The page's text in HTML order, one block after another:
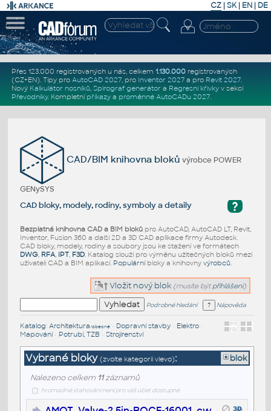
CZ | SK| EN | DE
Přes 123.000 registrovaných u nás, celkem 1.130.000registrovaných
(CZ+EN). Tipy pro AutoCAD 2027, pro Inventor 2027a pro Revit 2027.
Nový Kalkulátor nosníků, Spirograf generátor a Regresní křivkyv sekci
Převodníky. Kompletní příkazya proměnné AutoCADu 2027.
CAD/BIM knihovna blokůvýrobce POWER
GENySYS
?
CAD bloky, modely, rodiny, symboly a detaily
Bezplatná knihovna CAD a BIM blokůpro AutoCAD, AutoCAD LT, Revit,
Inventor, Fusion 360 a další 2D a 3D CAD aplikace firmy Autodesk.
CAD bloky, modely, rodiny a soubory jsou ke stažení ve formátech
DWG, RFA, IPT, F3D. Katalog slouží pro výměnu užitečných bloků mezi
uživateli CAD a BIM aplikací. Populárníbloky a knihovny výrobců.
Vložit nový blok (musíte být přihlášeni)
Podrobné hledání Nápověda
Katalog: Architektura/obecné• Dopravní stavby• Elektro•
Mapování• Potrubí, TZB • Strojírenství
Vybrané bloky (zvolte kategorii vlevo): blok
Nalezeno celkem 11záznamů
hromadné stahování není pro váš účet dostupné